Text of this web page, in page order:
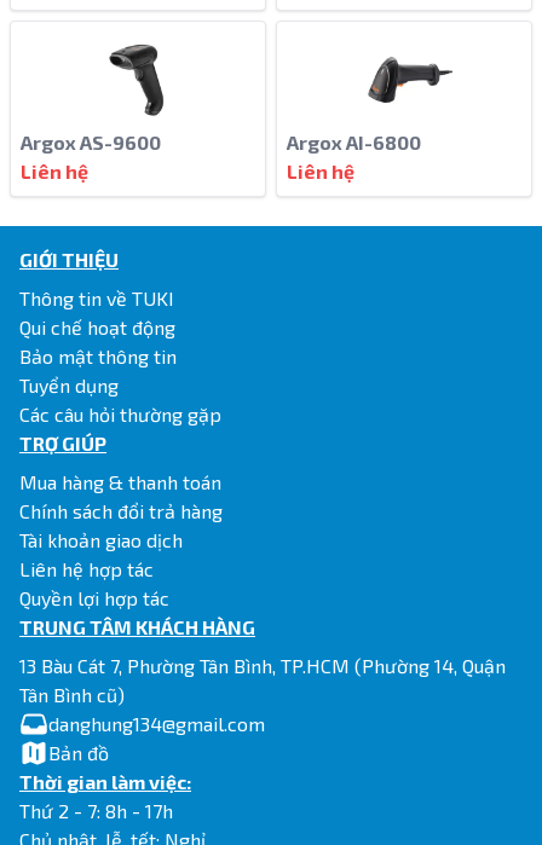
Argox AS-9600
Liên hệ
Argox AI-6800
Liên hệ
GIỚI THIỆU
Thông tin về TUKI
Qui chế hoạt động
Bảo mật thông tin
Tuyển dụng
Các câu hỏi thường gặp
TRỢ GIÚP
Mua hàng & thanh toán
Chính sách đổi trả hàng
Tài khoản giao dịch
Liên hệ hợp tác
Quyền lợi hợp tác
TRUNG TÂM KHÁCH HÀNG
13 Bàu Cát 7, Phường Tân Bình, TP.HCM (Phường 14, Quận
Tân Bình cũ)
danghung134@gmail.com
Bản đồ
Thời gian làm việc:
Thứ 2 - 7: 8h - 17h
Chủ nhật, lễ, tết: Nghỉ